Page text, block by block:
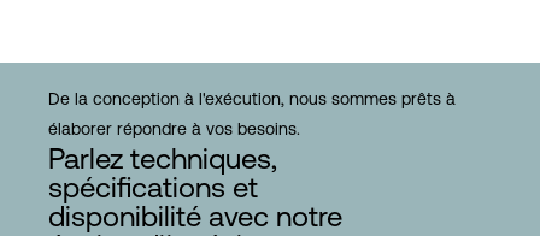
De la conception à l'exécution, nous sommes prêts à
élaborer répondre à vos besoins.
Parlez techniques,
spécifications et
disponibilité avec notre